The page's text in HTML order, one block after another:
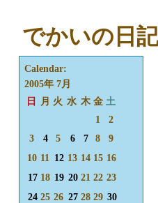
でかいの日
Calendar:
2005年 7月
日
月 火 水 木 金 土
1
2
3
4 5 6 7 8
9
10 11 12 13 14 15 16
17 18 19 20 21 22 23
24 25 26 27 28 29 30